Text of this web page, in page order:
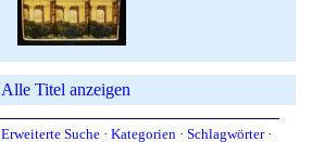
Alle Titel anzeigen
Erweiterte Suche· Kategorien· Schlagwörter·